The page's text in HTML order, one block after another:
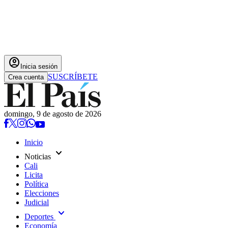
account_circle Inicia sesión
Crea cuenta SUSCRÍBETE
domingo, 9 de agosto de 2026
Inicio
Noticias expand_more
Cali
Licita
Política
Elecciones
Judicial
Deportes expand_more
Economía